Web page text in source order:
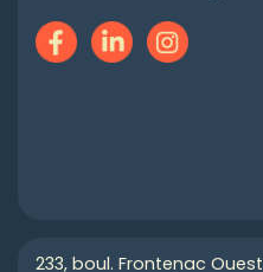
233, boul. Frontenac Ouest